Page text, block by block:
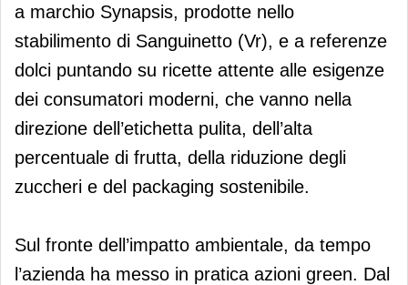
a marchio Synapsis, prodotte nello
stabilimento di Sanguinetto (Vr), e a referenze
dolci puntando su ricette attente alle esigenze
dei consumatori moderni, che vanno nella
direzione dell’etichetta pulita, dell’alta
percentuale di frutta, della riduzione degli
zuccheri e del packaging sostenibile.
Sul fronte dell’impatto ambientale, da tempo
l’azienda ha messo in pratica azioni green. Dal